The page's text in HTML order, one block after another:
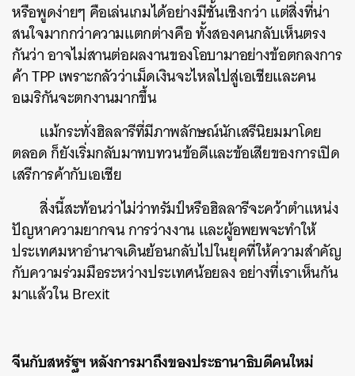
หรือพูดง่ายๆ คือเล่นเกมได้อย่างมีชั้นเชิงกว่า แต่สิ่งที่น่า
สนใจมากกว่าความแตกต่างคือ ทั้งสองคนกลับเห็นตรง
กันว่า อาจไม่สานต่อผลงานของโอบามาอย่างข้อตกลงการ
ค้า TPP เพราะกลัวว่าเม็ดเงินจะไหลไปสู่เอเชียและคน
อเมริกันจะตกงานมากขึ้น
แม้กระทั่งฮิลลารีที่มีภาพลักษณ์นักเสรีนิยมมาโดย
ตลอด ก็ยังเริ่มกลับมาทบทวนข้อดีและข้อเสียของการเปิด
เสรีการค้ากับเอเชีย
สิ่งนี้สะท้อนว่าไม่ว่าทรัมป์หรือฮิลลารีจะคว้าตำแหน่ง
ปัญหาความยากจน การว่างงาน และผู้อพยพจะทำให้
ประเทศมหาอำนาจเดินย้อนกลับไปในยุคที่ให้ความสำคัญ
กับความร่วมมือระหว่างประเทศน้อยลง อย่างที่เราเห็นกัน
มาแล้วใน Brexit
จีนกับสหรัฐฯ หลังการมาถึงของประธานาธิบดีคนใหม่